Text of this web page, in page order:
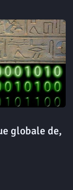
globale de,